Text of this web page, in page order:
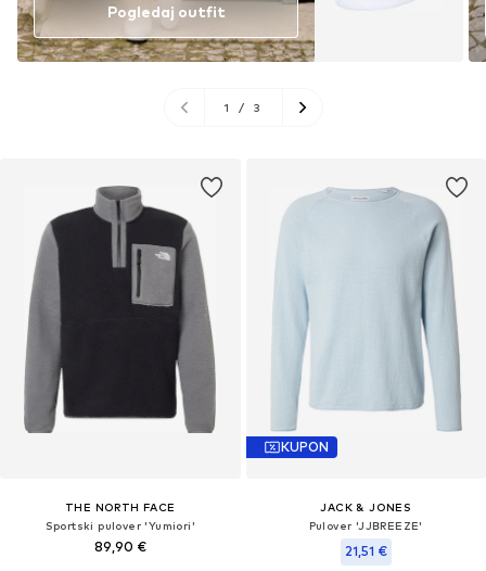
THE NORTH FACE
Sportski pulover 'Yumiori'
89,90 €
KUPON
JACK & JONES
Pulover 'JJBREEZE'
21,51 €
Pogledaj outfit
1 / 3